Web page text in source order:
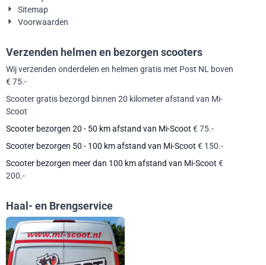
Sitemap
Voorwaarden
Verzenden helmen en bezorgen scooters
Wij verzenden onderdelen en helmen gratis met Post NL boven
€ 75.-
Scooter gratis bezorgd binnen 20 kilometer afstand van Mi-
Scoot
Scooter bezorgen 20 - 50 km afstand van Mi-Scoot € 75.-
Scooter bezorgen 50 - 100 km afstand van Mi-Scoot € 150.-
Scooter bezorgen meer dan 100 km afstand van Mi-Scoot €
200.-
Haal- en Brengservice